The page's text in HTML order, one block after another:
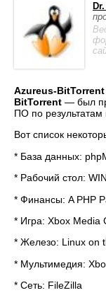
Azureus-BitTorrent
BitTorrent — был
ПО по результатам
Вот список
* База данных:
* Рабочий стол:
* Финансы: A PHP
* Игра: Xbox Media
* Железо: Linux on
* Мультимедия:
* Сеть: FileZilla